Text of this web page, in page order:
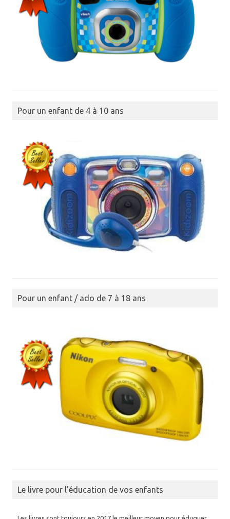
Pour un enfant de 4 à 10 ans
Pour un enfant / ado de 7 à 18 ans
Le livre pour l’éducation de vos enfants